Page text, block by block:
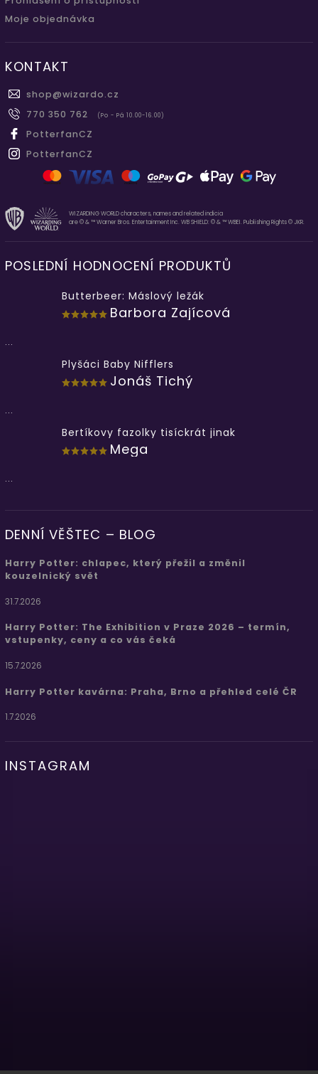
Moje objednávka
KONTAKT
shop@wizardo.cz
770 350 762
(Po - Pá 10.00-16.00)
PotterfanCZ
PotterfanCZ
WIZARDING WORLD characters, names and related indicia
are © & ™ Warner Bros. Entertainment Inc. WB SHIELD: © & ™ WBEI. Publishing Rights © JKR.
POSLEDNÍ HODNOCENÍ PRODUKTŮ
Butterbeer: Máslový ležák
Barbora Zajícová
...
Plyšáci Baby Nifflers
Jonáš Tichý
...
Bertíkovy fazolky tisíckrát jinak
Mega
...
DENNÍ VĚŠTEC – BLOG
Harry Potter: chlapec, který přežil a změnil
kouzelnický svět
31.7.2026
Harry Potter: The Exhibition v Praze 2026 – termín,
vstupenky, ceny a co vás čeká
15.7.2026
Harry Potter kavárna: Praha, Brno a přehled celé ČR
1.7.2026
INSTAGRAM